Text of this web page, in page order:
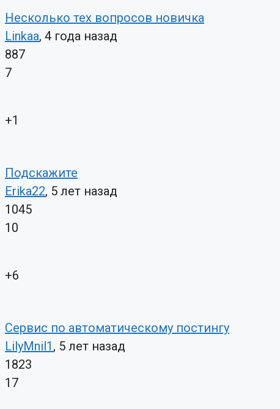
Несколько тех вопросов новичка
Linkaa, 4 года назад
887
7
+1
Подскажите
Erika22, 5 лет назад
1045
10
+6
Сервис по автоматическому постингу
LilyMnil1 , 5 лет назад
1823
17